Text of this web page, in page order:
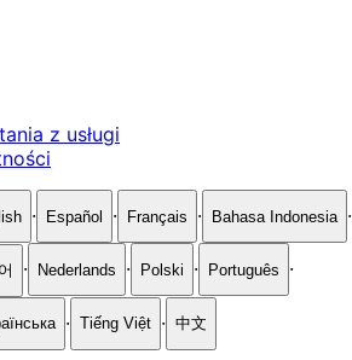
z usługi
· Español · Français · Bahasa Indonesia ·
· Nederlands · Polski · Português ·
· Tiếng Việt · 中文